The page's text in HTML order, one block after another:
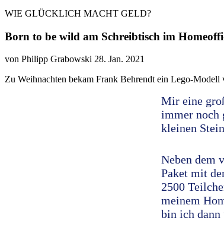
WIE GLÜCKLICH MACHT GELD?
Born to be wild am Schreibtisch im
von Philipp Grabowski 28. Jan. 2021
Zu Weihnachten bekam Frank Behrendt ein Lego-
Mir eine
immer noch
kleinen
Neben dem
Paket mit
2500
meinem
bin ich dann